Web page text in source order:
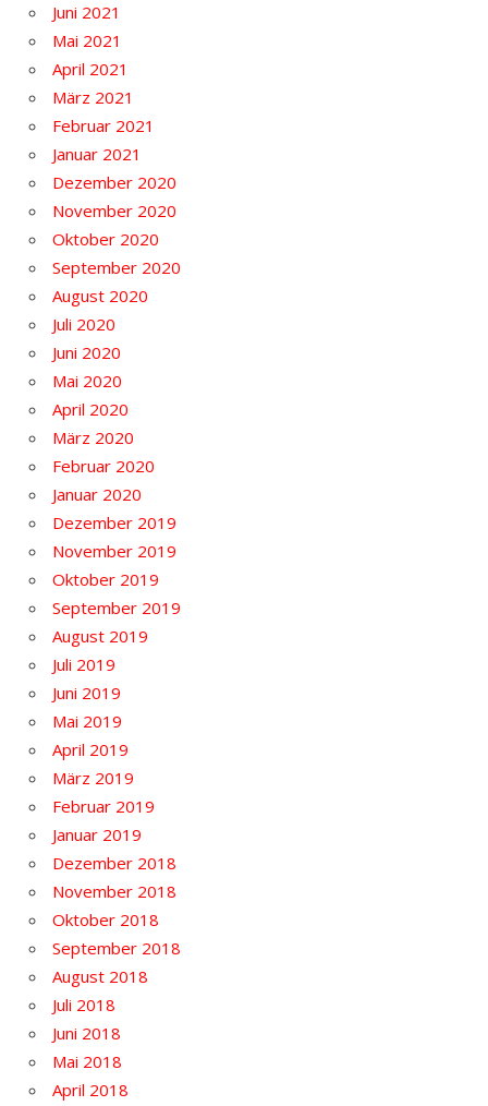
Juni 2021
Mai 2021
April 2021
März 2021
Februar 2021
Januar 2021
Dezember 2020
November 2020
Oktober 2020
September 2020
August 2020
Juli 2020
Juni 2020
Mai 2020
April 2020
März 2020
Februar 2020
Januar 2020
Dezember 2019
November 2019
Oktober 2019
September 2019
August 2019
Juli 2019
Juni 2019
Mai 2019
April 2019
März 2019
Februar 2019
Januar 2019
Dezember 2018
November 2018
Oktober 2018
September 2018
August 2018
Juli 2018
Juni 2018
Mai 2018
April 2018